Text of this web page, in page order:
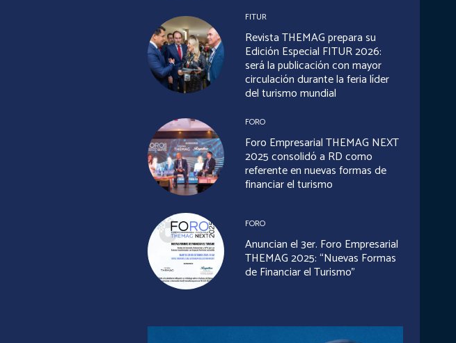
FITUR
Revista THEMAG prepara su
Edición Especial FITUR 2026:
será la publicación con mayor
circulación durante la feria líder
del turismo mundial
FORO
Foro Empresarial THEMAG NEXT
2025 consolidó a RD como
referente en nuevas formas de
financiar el turismo
FORO
Anuncian el 3er. Foro Empresarial
THEMAG 2025: “Nuevas Formas
de Financiar el Turismo”